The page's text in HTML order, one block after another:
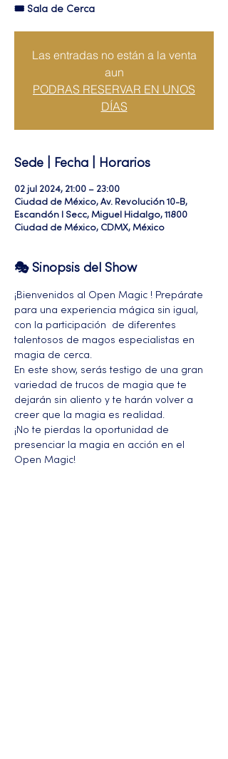
🎟 Sala de Cerca
Las entradas no están a la venta
aun
PODRAS RESERVAR EN UNOS
DÍAS
Sede | Fecha | Horarios
02 jul 2024, 21:00 – 23:00
Ciudad de México, Av. Revolución 10-B,
Escandón I Secc, Miguel Hidalgo, 11800
Ciudad de México, CDMX, México
🎭 Sinopsis del Show
¡Bienvenidos al Open Magic ! Prepárate
para una experiencia mágica sin igual,
con la participación  de diferentes
talentosos de magos especialistas en
magia de cerca.
En este show, serás testigo de una gran
variedad de trucos de magia que te
dejarán sin aliento y te harán volver a
creer que la magia es realidad.
¡No te pierdas la oportunidad de
presenciar la magia en acción en el
Open Magic!